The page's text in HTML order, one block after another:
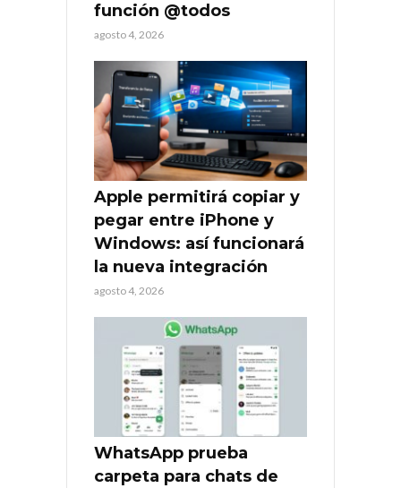
función @todos
agosto 4, 2026
Apple permitirá copiar y
pegar entre iPhone y
Windows: así funcionará
la nueva integración
agosto 4, 2026
WhatsApp prueba
carpeta para chats de